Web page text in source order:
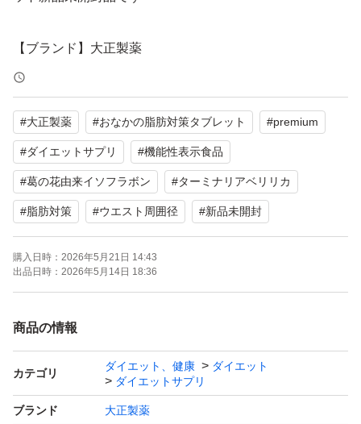
【ブランド】大正製薬
【商品名】おなかの脂肪対策タブレット PREMIUM
【内容量】30日分（90粒）2セット
【賞味期限】 2028/8月 ２袋
【発送方法】プチプチに包み、袋に入れて、ゆうパケット
での発送になります。
じめご了承ください。
迅速かつ丁寧な対応を心がけております。
宜しくお願いいたしますm(_ _)m
#大正製薬 #おなかの脂肪対策タブレット #premium
#ダイエットサプリ #機能性表示食品
#葛の花由来イソフラボン #ターミナリアベリリカ
#脂肪対策 #ウエスト周囲径 #新品未開封
購入日時： 2026年5月21日 14:43
出品日時： 2026年5月14日 18:36
商品の情報
カテゴリ
ダイエット、健康
ダイエット
ダイエットサプリ
ブランド 大正製薬